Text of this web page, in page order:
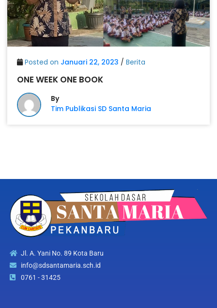
Posted on Januari 22, 2023 / Berita
ONE WEEK ONE BOOK
By
Tim Publikasi SD Santa Maria
Jl. A. Yani No. 89 Kota Baru
info@sdsantamaria.sch.id
0761 - 31425